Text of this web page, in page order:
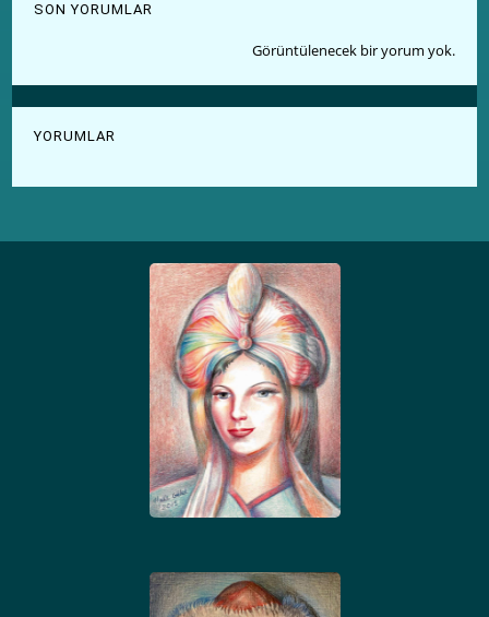
SON YORUMLAR
Görüntülenecek bir yorum yok.
YORUMLAR